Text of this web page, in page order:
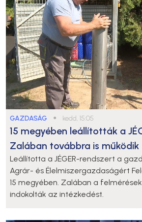
GAZDASÁG ● kedd, 15:05
15 megyében leállították a
Zalában továbbra is működik
Leállította a JÉGER-rendszert a
Agrár- és Élelmiszergazdaságért
15 megyében. Zalában a
indokolták az intézkedést.